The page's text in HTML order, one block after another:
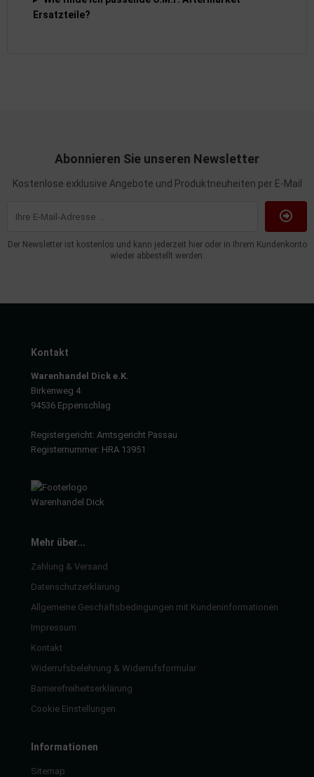
Ersatzteile?
Abonnieren Sie unseren Newsletter
Kostenlose exklusive Angebote und Produktneuheiten per E-Mail
Der Newsletter ist kostenlos und kann jederzeit hier oder in Ihrem Kundenkonto
wieder abbestellt werden.
Kontakt
Warenhandel Dick e.K.
Birkenweg 4
94536 Eppenschlag
Registergericht: Amtsgericht Passau
Registernummer: HRA 13951
Mehr über...
Zahlung & Versand
Datenschutzerklärung
Allgemeine Geschäftsbedingungen mit Kundeninformationen
Impressum
Kontakt
Widerrufsbelehrung & Widerrufsformular
Barrierefreiheitserklärung
Cookie Einstellungen
Informationen
Sitemap